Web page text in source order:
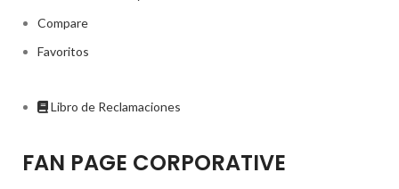
Compare
Favoritos
Libro de Reclamaciones
FAN PAGE CORPORATIVE